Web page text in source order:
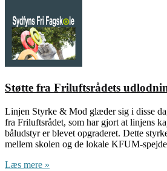
Støtte fra Friluftsrådets
Linjen Styrke & Mod glæder sig i disse
fra Friluftsrådet, som har gjort at linjens
båludstyr er blevet opgraderet. Dette
mellem skolen og de lokale KFUM-
Læs mere »